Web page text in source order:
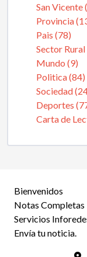
San Vicente
Provincia
Pais (78)
Sector Rural
Mundo (9)
Politica (84)
Sociedad
Deportes
Carta de
Bienvenidos
Notas Completas
Servicios
Envía tu noticia.